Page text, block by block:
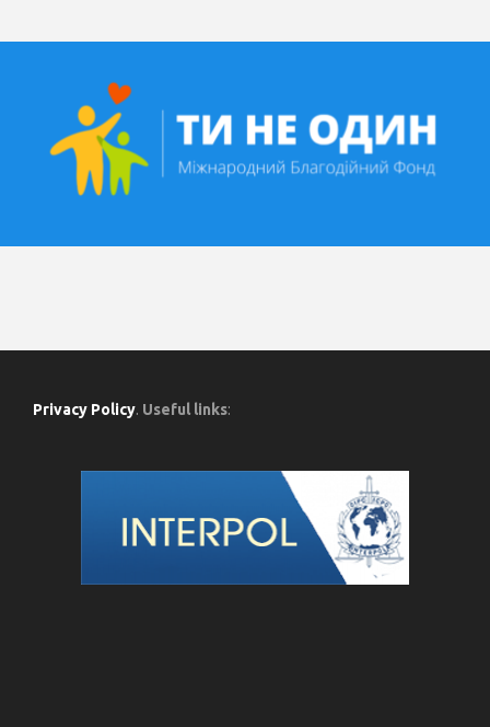
Privacy Policy. Useful links: